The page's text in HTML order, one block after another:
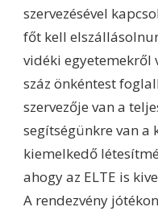
szervezésével
főt kell
vidéki
száz önkéntest
szervezője van a
segítségünkre van a
kiemelkedő
ahogy az ELTE is
A rendezvény